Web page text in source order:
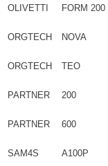
OLIVETTI FORM 200
ORGTECH NOVA
ORGTECH TEO
PARTNER 200
PARTNER 600
SAM4S A100P